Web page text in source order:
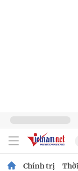
Chính trị